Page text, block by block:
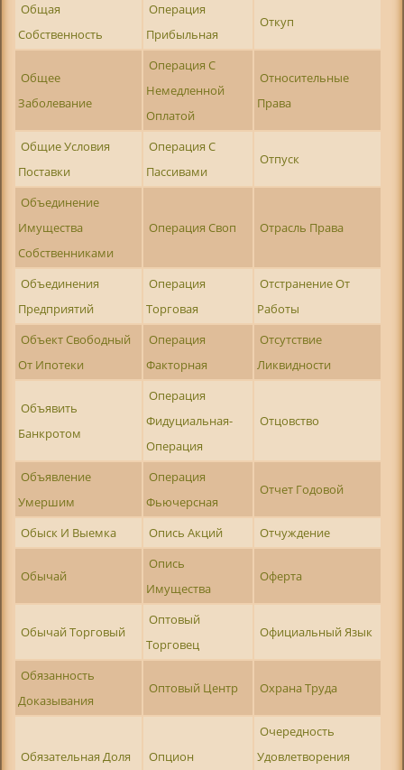
Общая
Собственность
Операция
Прибыльная
Откуп
Общее
Заболевание
Операция С
Немедленной
Оплатой
Относительные
Права
Общие Условия
Поставки
Операция С
Пассивами
Отпуск
Объединение
Имущества
Собственниками
Операция Своп Отрасль Права
Объединения
Предприятий
Операция
Торговая
Отстранение От
Работы
Объект Свободный
От Ипотеки
Операция
Факторная
Отсутствие
Ликвидности
Объявить
Банкротом
Операция
Фидуциальная-
Операция
Отцовство
Объявление
Умершим
Операция
Фьючерсная
Отчет Годовой
Обыск И Выемка Опись Акций Отчуждение
Обычай
Опись
Имущества
Оферта
Обычай Торговый
Оптовый
Торговец
Официальный Язык
Обязанность
Доказывания
Оптовый Центр Охрана Труда
Обязательная Доля Опцион
Очередность
Удовлетворения